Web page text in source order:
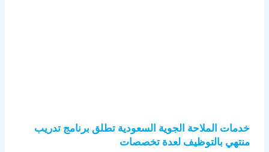
خدمات الملاحة الجوية السعودية تطلق برنامج تدريب
منتهي بالتوظيف لعدة تخصصات